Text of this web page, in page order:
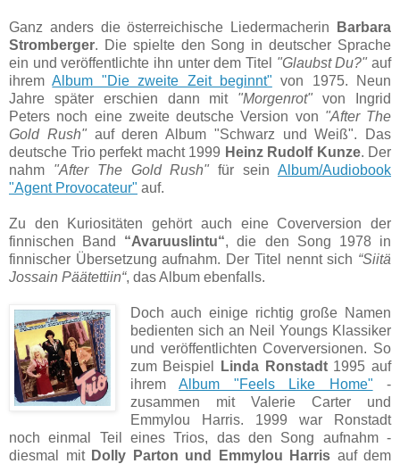
Ganz anders die österreichische Liedermacherin
Barbara
Stromberger. Die spielte den Song in deutscher Sprache
ein und veröffentlichte ihn unter dem Titel "Glaubst Du?" auf
ihremAlbum "Die zweite Zeit beginnt" von 1975. Neun
Jahre später erschien dann mit "Morgenrot" von Ingrid
Peters noch eine zweite deutsche Version von "After The
Gold Rush"auf deren Album "Schwarz und Weiß". Das
deutsche Trio perfekt macht 1999 Heinz Rudolf Kunze. Der
nahm "After The Gold Rush" für seinAlbum/Audiobook
"Agent Provocateur" auf.
Zu den Kuriositäten gehört auch eine Coverversion der
finnischen Band “Avaruuslintu“, die den Song 1978 in
finnischer Übersetzung aufnahm. Der Titel nennt sich “Siitä
Jossain Päätettiin“, das Album ebenfalls.
Doch auch einige richtig große Namen
bedienten sich an Neil Youngs Klassiker
und veröffentlichten Coverversionen. So
zum Beispiel
Linda Ronstadt1995 auf
ihremAlbum "Feels Like Home" -
zusammen mit Valerie Carter und
Emmylou Harris. 1999 war Ronstadt
noch einmal Teil eines Trios, das den Song aufnahm -
diesmal mit Dolly Parton und Emmylou Harris auf dem